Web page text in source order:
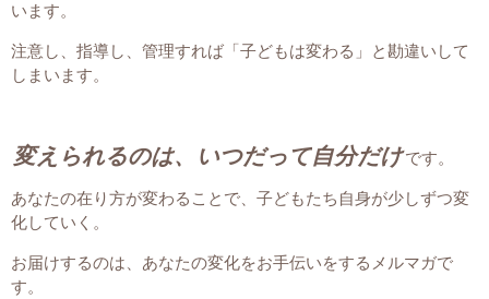
います。
注意し、指導し、管理すれば「子どもは変わる」と勘違いして
しまいます。
変えられるのは、いつだって自分だけです。
あなたの在り方が変わることで、子どもたち自身が少しずつ変
化していく。
お届けするのは、あなたの変化をお手伝いをするメルマガで
す。